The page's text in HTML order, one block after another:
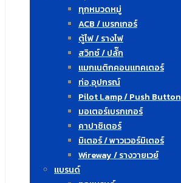
ทุกหมวดหมู่
ACB / เบรกเกอร์
ตู้ไฟ / รางไฟ
สวิทซ์ / ปลั๊ก
แมกเนติกคอนแทคเตอร์
ท่อ,อุปกรณ์
Pilot Lamp / Push Button
มอเตอร์เบรกเกอร์
คาปาซิเตอร์
มิเตอร์ / พาวเวอร์มิเตอร์
Wireway / รางวายเวย์
แบรนด์